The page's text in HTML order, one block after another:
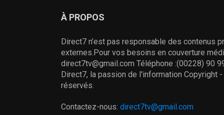
À PROPOS
Direct7 n’est pas responsable des contenus
externes.Pour vos besoins en couverture
direct7tv@gmail.com Téléphone :(00228) 90
Direct7, la passion de l'information Copyright
réservés.
Contactez-nous: direct7tv@gmail.com